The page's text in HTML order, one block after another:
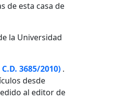
de esta casa de
la Universidad
3685/2010) .
desde
al editor de